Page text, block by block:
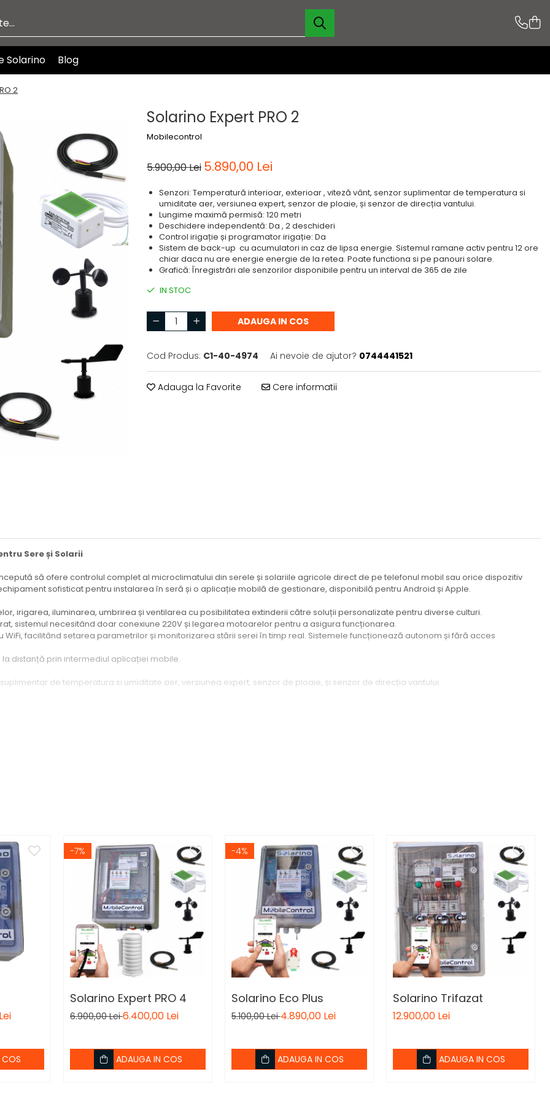
Solarino Blog
2
Solarino Expert PRO 2
Mobilecontrol
5.900,00 Lei 5.890,00 Lei
Senzori: Temperatură interioar, exterioar , viteză vânt, senzor suplimentar de temperatura si
umiditate aer, versiunea expert, senzor de ploaie, și senzor de direcția vantului.
Lungime maximă permisă: 120 metri
Deschidere independentă: Da , 2 deschideri
Control irigație și programator irigație: Da
Sistem de back-up cu acumulatori in caz de lipsa energie. Sistemul ramane activ pentru 12 ore
chiar daca nu are energie energie de la retea. Poate functiona si pe panouri solare.
Grafică: Înregistrări ale senzorilor disponibile pentru un interval de 365 de zile
IN STOC
ADAUGA IN COS
Cod Produs: C1-40-4974 Ai nevoie de ajutor? 0744441521
Adauga la Favorite Cere informatii
Sere și Solarii
să ofere controlul complet al microclimatului din serele și solariile agricole direct de pe telefonul mobil sau orice dispozitiv
sofisticat pentru instalarea în seră și o aplicație mobilă de gestionare, disponibilă pentru Android și Apple.
irigarea, iluminarea, umbrirea și ventilarea cu posibilitatea extinderii către soluții personalizate pentru diverse culturi.
sistemul necesitând doar conexiune 220V și legarea motoarelor pentru a asigura funcționarea.
WiFi, facilitând setarea parametrilor și monitorizarea stării serei în timp real. Sistemele funcționează autonom și fără acces
distanță prin intermediul aplicației mobile.
de temperatura si umiditate aer, versiunea expert, senzor de ploaie, și senzor de direcția vantului.
365 de zile
a ventilațiilor la atingerea valorilor critice pentru a proteja cultura.
COS
-7%
Solarino Expert PRO 4
6.900,00 Lei6.400,00 Lei
ADAUGA IN COS
-4%
Solarino Eco Plus
5.100,00 Lei4.890,00 Lei
ADAUGA IN COS
Solarino Trifazat
12.900,00 Lei
ADAUGA IN COS